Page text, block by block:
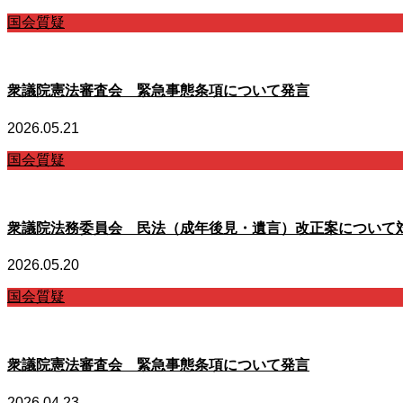
国会質疑
衆議院憲法審査会 緊急事態条項について発言
2026.05.21
国会質疑
衆議院法務委員会 民法（成年後見・遺言）改正案について
2026.05.20
国会質疑
衆議院憲法審査会 緊急事態条項について発言